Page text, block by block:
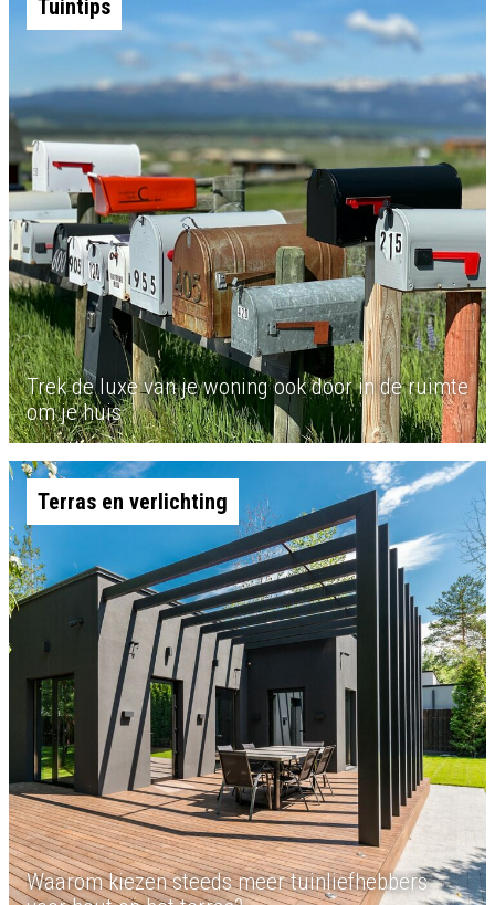
Tuintips
Trek de luxe van je woning ook door in de ruimte
om je huis
Terras en verlichting
Waarom kiezen steeds meer tuinliefhebbers